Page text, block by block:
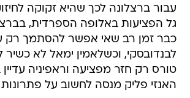
עבור ברצלונה לכך שהיא זקוקה
גל הפציעות באלופה הספרדית,
כבר זמן רב שאי אפשר להסתמך רק
לבנדובסקי, וכשלאמין ימאל לא כשיר
טורס רק חזר מפציעה וראפיניה
האנזי פליק מנסה לחשוב על פתרונות